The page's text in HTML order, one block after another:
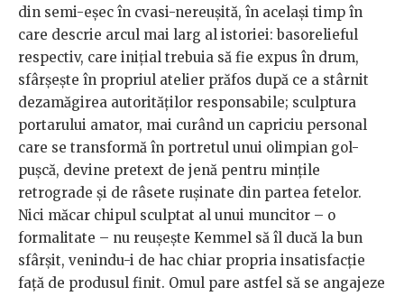
din semi-eșec în cvasi-nereușită, în același timp în
care descrie arcul mai larg al istoriei: basorelieful
respectiv, care inițial trebuia să fie expus în drum,
sfârșește în propriul atelier prăfos după ce a stârnit
dezamăgirea autorităților responsabile; sculptura
portarului amator, mai curând un capriciu personal
care se transformă în portretul unui olimpian gol-
pușcă, devine pretext de jenă pentru mințile
retrograde și de râsete rușinate din partea fetelor.
Nici măcar chipul sculptat al unui muncitor – o
formalitate – nu reușește Kemmel să îl ducă la bun
sfârșit, venindu-i de hac chiar propria insatisfacție
față de produsul finit. Omul pare astfel să se angajeze